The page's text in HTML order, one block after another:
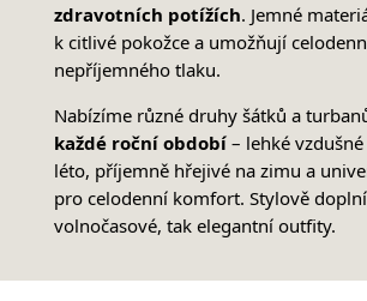
zdravotních potížích. Jemné
k citlivé pokožce a umožňují
nepříjemného tlaku.
Nabízíme různé druhy šátků a
každé roční období– lehké
léto, příjemně hřejivé na zimu a
pro celodenní komfort. Stylově
volnočasové, tak elegantní outfity.